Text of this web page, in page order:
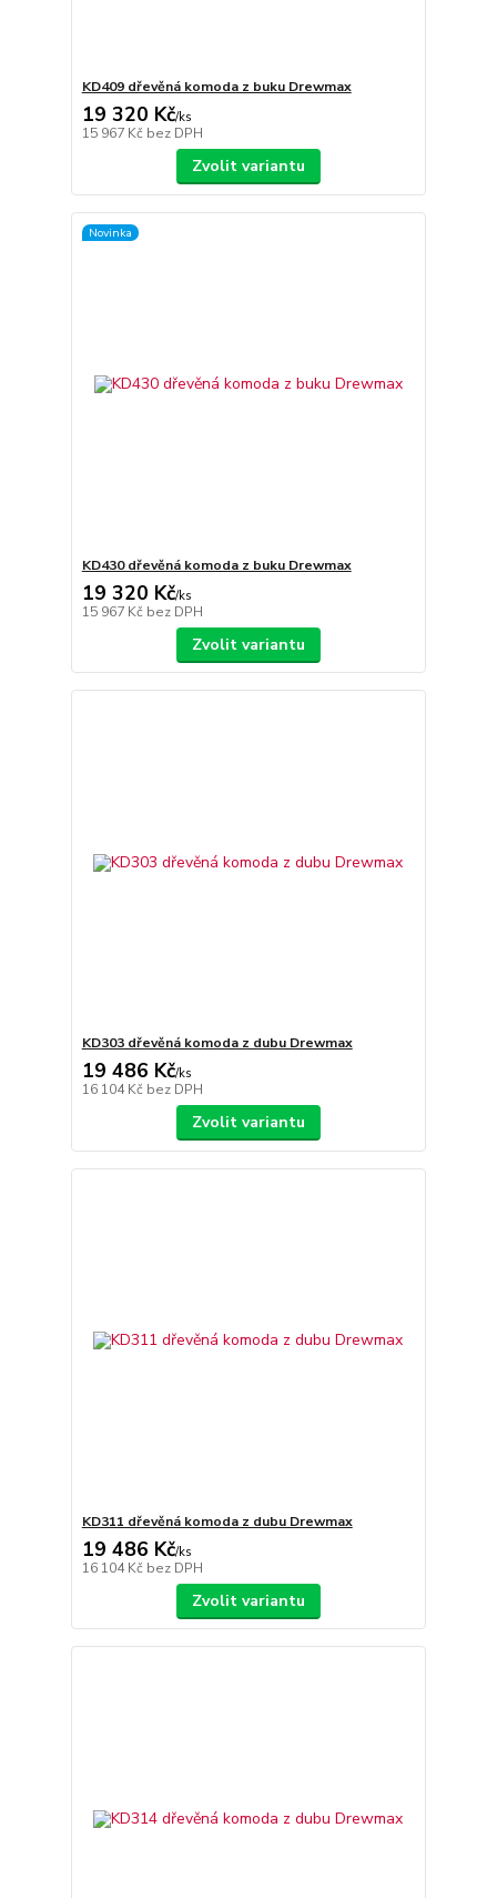
KD409 dřevěná komoda z buku Drewmax
19 320 Kč/ks
15 967 Kč bez DPH
Zvolit variantu
Novinka
KD430 dřevěná komoda z buku Drewmax
19 320 Kč/ks
15 967 Kč bez DPH
Zvolit variantu
KD303 dřevěná komoda z dubu Drewmax
19 486 Kč/ks
16 104 Kč bez DPH
Zvolit variantu
KD311 dřevěná komoda z dubu Drewmax
19 486 Kč/ks
16 104 Kč bez DPH
Zvolit variantu